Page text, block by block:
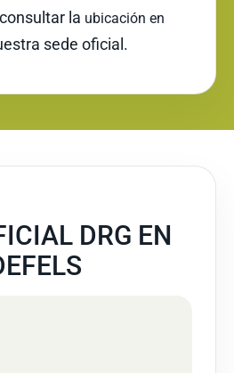
la ubicación en
sede oficial.
DRG EN